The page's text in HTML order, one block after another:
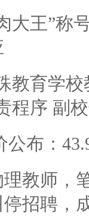
大王”称
教育学
程序 副
公布：
教师，
招聘，